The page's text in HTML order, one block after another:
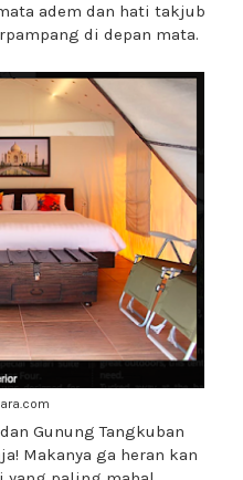
adem dan hati takjub
di depan mata.
Gunung Tangkuban
Makanya ga heran kan